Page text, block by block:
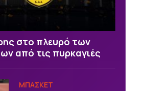
στο πλευρό των
από τις πυρκαγιές
ΜΠΑΣΚΕΤ